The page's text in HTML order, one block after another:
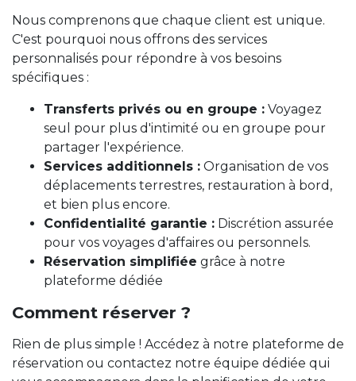
Nous comprenons que chaque client est unique.
C'est pourquoi nous offrons des services
personnalisés pour répondre à vos besoins
spécifiques :
Transferts privés ou en groupe : Voyagez
seul pour plus d'intimité ou en groupe pour
partager l'expérience.
Services additionnels : Organisation de vos
déplacements terrestres, restauration à bord,
et bien plus encore.
Confidentialité garantie : Discrétion assurée
pour vos voyages d'affaires ou personnels.
Réservation simplifiée grâce à notre
plateforme dédiée
Comment réserver ?
Rien de plus simple ! Accédez à notre plateforme de
réservation ou contactez notre équipe dédiée qui